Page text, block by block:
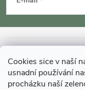
Cookies sice v naší
usnadní používání
procházku naší
ý
p
i
s
p
a
MOHLO BY VÁS